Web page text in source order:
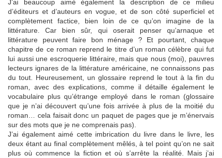
J’ai beaucoup aimé également la description de ce milieu
d’éditeurs et d’auteurs en vogue, et de son côté superficiel et
complètement factice, bien loin de ce qu’on imagine de la
littérature. Car bien sûr, qui oserait penser qu’arnaque et
littérature peuvent faire bon ménage ? Et pourtant, chaque
chapitre de ce roman reprend le titre d’un roman célèbre qui fut
lui aussi une escroquerie littéraire, mais que nous (moi), pauvres
lecteurs ignares de la littérature américaine, ne connaissons pas
du tout. Heureusement, un glossaire reprend le tout à la fin du
roman, avec des explications, comme il détaille également le
vocabulaire plus qu’étrange employé dans le roman (glossaire
que je n’ai découvert qu’une fois arrivée à plus de la moitié du
roman… cela faisait donc un paquet de pages que je m’énervais
sur des mots que je ne comprenais pas).
J’ai également aimé cette imbrication du livre dans le livre, les
deux étant au final complètement mêlés, à tel point qu’on ne sait
plus où commence la fiction et où s’arrête la réalité. Mais j’ai